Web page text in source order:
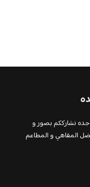
جده نشارككم بصور و
المقاهي و المطاعم